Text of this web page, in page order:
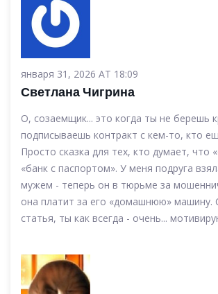
января 31, 2026 AT 18:09
Светлана Чигрина
О, созаемщик... это когда ты не берешь
подписываешь контракт с кем-то, кто
Просто сказка для тех, кто думает, что
«банк с паспортом». У меня подруга
мужем - теперь он в тюрьме за
она платит за его «домашнюю» машину.
статья, ты как всегда - очень...